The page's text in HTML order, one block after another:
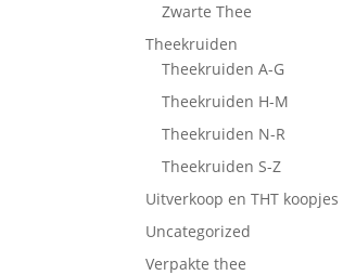
Zwarte Thee
Theekruiden
Theekruiden A-G
Theekruiden H-M
Theekruiden N-R
Theekruiden S-Z
Uitverkoop en THT koopjes
Uncategorized
Verpakte thee